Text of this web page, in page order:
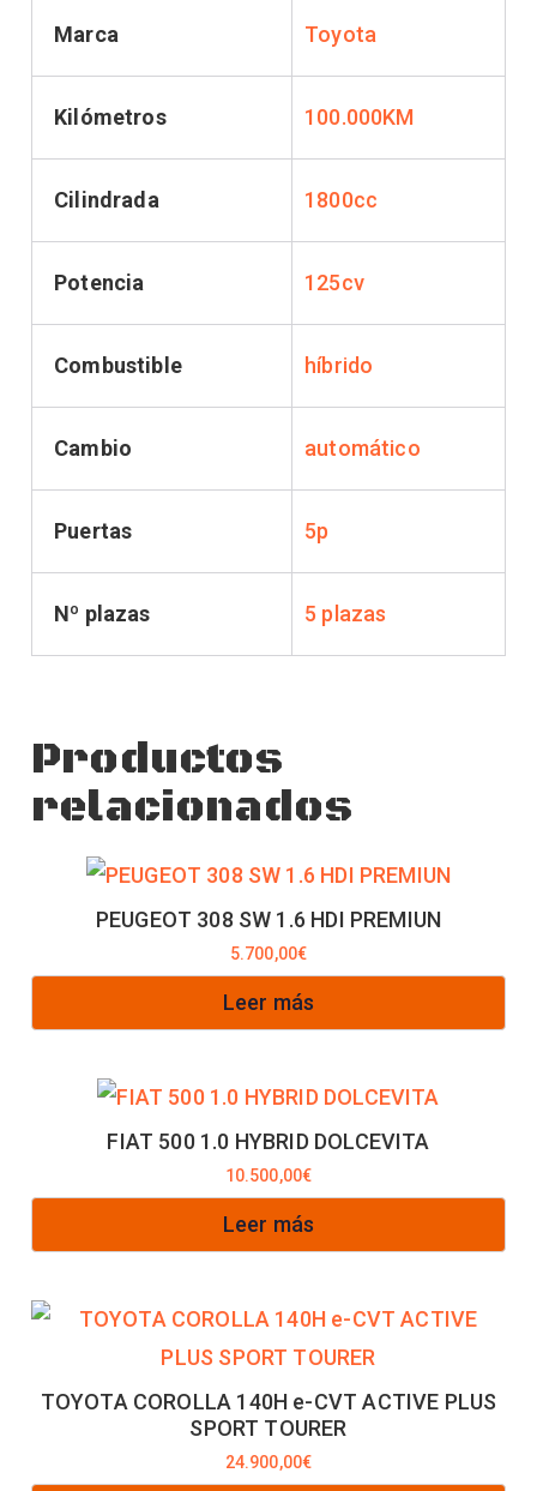
Marca Toyota
Kilómetros 100.000KM
Cilindrada 1800cc
Potencia 125cv
Combustible híbrido
Cambio automático
Puertas 5p
Nº plazas 5 plazas
Productos
relacionados
PEUGEOT 308 SW 1.6 HDI PREMIUN
5.700,00€
Leer más
FIAT 500 1.0 HYBRID DOLCEVITA
10.500,00€
Leer más
TOYOTA COROLLA 140H e-CVT ACTIVE PLUS
SPORT TOURER
24.900,00€